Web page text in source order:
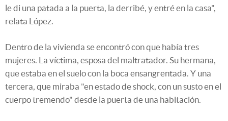
le di una patada a la puerta, la derribé, y entré en la casa",
relata López.
Dentro de la vivienda se encontró con que había tres
mujeres. La víctima, esposa del maltratador. Su hermana,
que estaba en el suelo con la boca ensangrentada. Y una
tercera, que miraba "en estado de shock, con un susto en el
cuerpo tremendo" desde la puerta de una habitación.